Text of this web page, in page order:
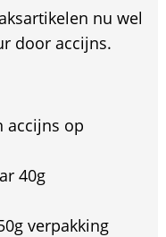
nu wel
door accijns.
accijns op
40g
verpakking